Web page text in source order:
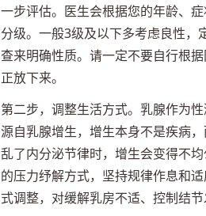
一步评估。医生会根据您的年龄、
分级。一般3级及以下多考虑良性
查来明确性质。请一定不要自行根
正放下来。
第二步，调整生活方式。乳腺作为
源自乳腺增生，增生本身不是疾病
乱了内分泌节律时，增生会变得不
的压力纾解方式，坚持规律作息和
式调整，对缓解乳房不适、控制结节